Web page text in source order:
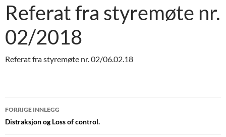
Referat fra styremøte nr.
02/2018
Referat fra styremøte nr. 02/06.02.18
Innleggsnavigasjon
FORRIGE INNLEGG
Distraksjon og Loss of control.